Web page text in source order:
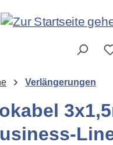
springen
Verlängerungen